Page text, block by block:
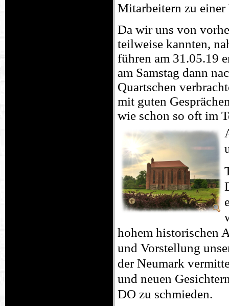
Mitarbeitern zu einer
Da wir uns von
teilweise kannten,
führen am 31.05.19
am Samstag dann
Quartschen
mit guten
wie schon so oft im
hohem historischen
und Vorstellung
der Neumark
und neuen
DO zu schmieden.